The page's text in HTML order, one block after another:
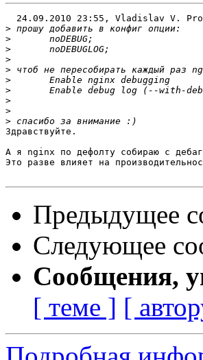
24.09.2010 23:55, Vladislav V.
>
>
>
>
>
>
>
>
>
>
Здравствуйте.
А я nginx по дефолту собираю с
Это разве влияет на
Предыдущее
Следующее
Сообщения,
[ теме ] [